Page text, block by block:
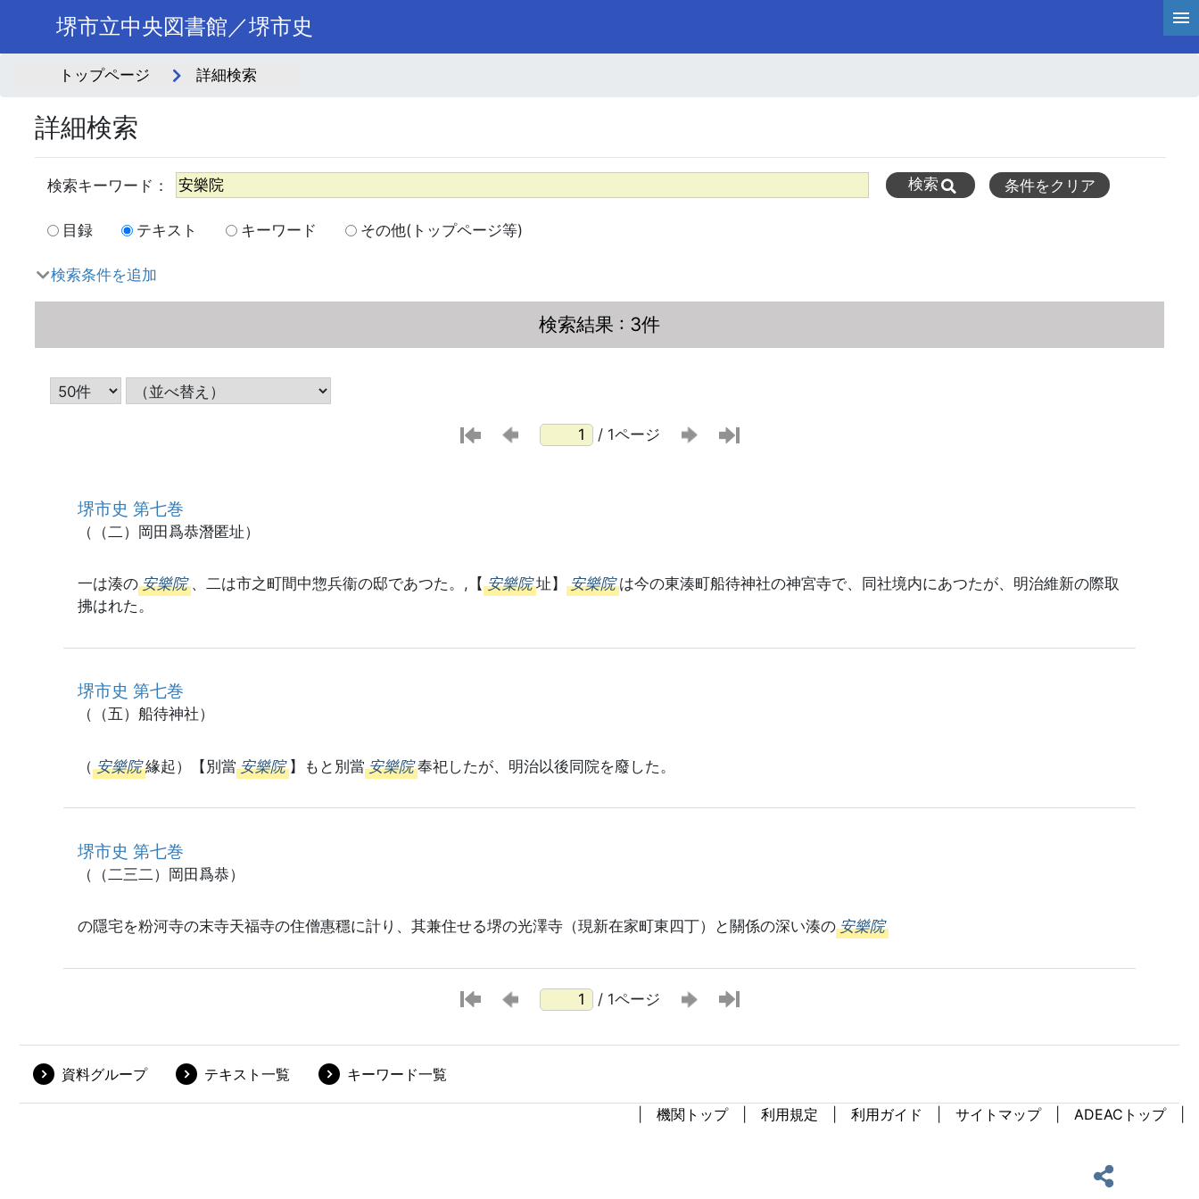
堺市立中央図書館／堺市史
トップページ 詳細検索
詳細検索
目録 テキスト キーワード その他(トップページ等)
検索条件を追加
検索結果 : 3件
/ 1ページ
堺市史 第七巻
（（二）岡田爲恭潛匿址）
一は湊の 安樂院 、二は市之町間中惣兵衞の邸であつた。,【 安樂院 址】 安樂院 は今の東湊町船待神社の神宮寺で、同社境内にあつたが、明治維新の際取
拂はれた。
堺市史 第七巻
（（五）船待神社）
（ 安樂院 緣起）【別當 安樂院 】もと別當 安樂院 奉祀したが、明治以後同院を廢した。
堺市史 第七巻
（（二三二）岡田爲恭）
の隱宅を粉河寺の末寺天福寺の住僧惠穩に計り、其兼住せる堺の光澤寺（現新在家町東四丁）と關係の深い湊の 安樂院
/ 1ページ
資料グループ テキスト一覧 キーワード一覧
機関トップ 利用規定 利用ガイド サイトマップ ADEACトップ